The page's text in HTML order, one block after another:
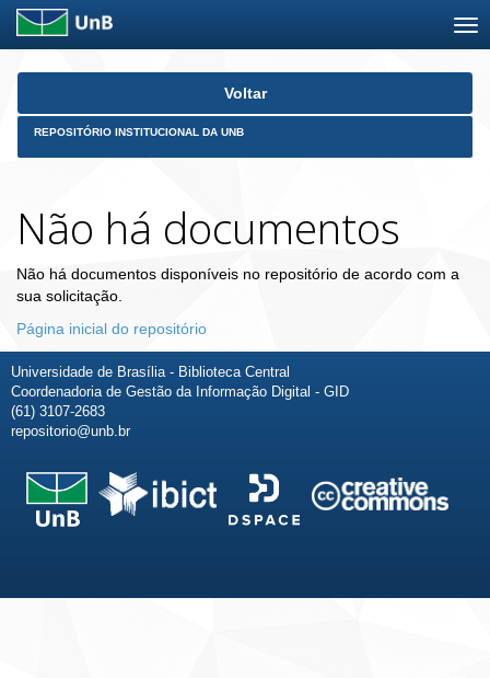
Skip
Voltar
REPOSITÓRIO INSTITUCIONAL DA UNB
Não há documentos
Não há documentos disponíveis no repositório de acordo com a
sua solicitação.
Página inicial do repositório
Universidade de Brasília - Biblioteca Central
Coordenadoria de Gestão da Informação Digital - GID
(61) 3107-2683
repositorio@unb.br